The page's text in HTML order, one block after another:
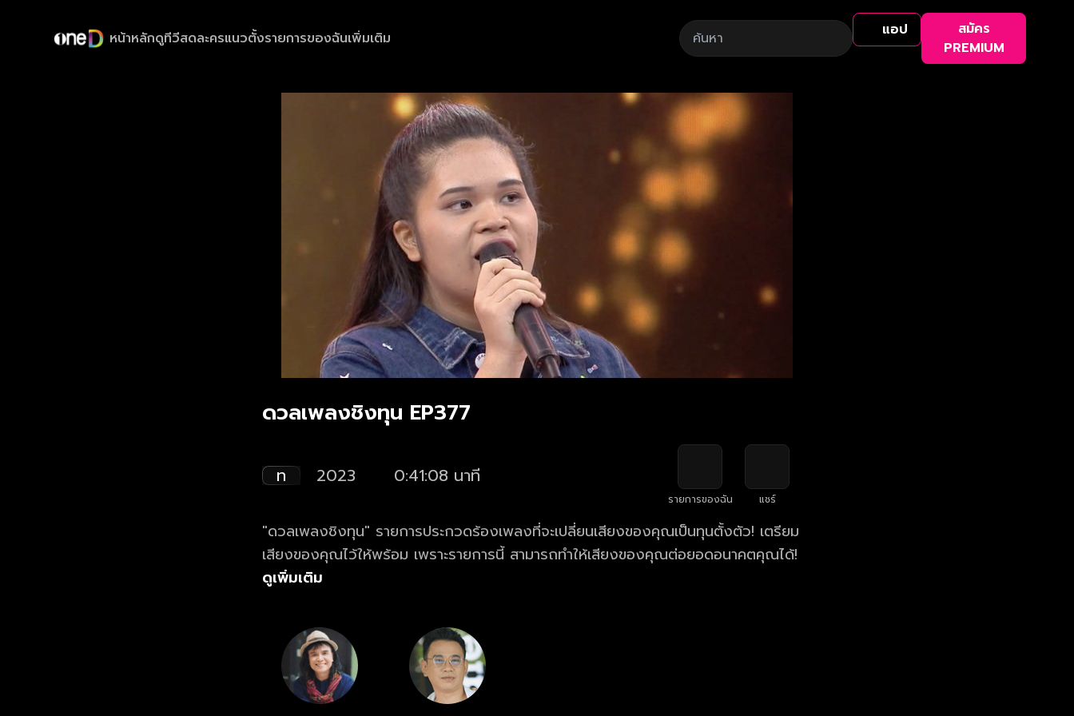
หน้าหลักดูทีวีสดละครแนวตั้งรายการของฉันเพิ่มเติม แอป
สมัคร
PREMIUM
ดวลเพลงชิงทุน EP377
ท 2023 0:41:08 นาที
รายการของฉัน แชร์
"ดวลเพลงชิงทุน" รายการประกวดร้องเพลงที่จะเปลี่ยนเสียงของคุณเป็นทุนตั้งตัว! เตรียม
เสียงของคุณไว้ให้พร้อม เพราะรายการนี้ สามารถทำให้เสียงของคุณต่อยอดอนาคตคุณได้!
ดูเพิ่มเติม